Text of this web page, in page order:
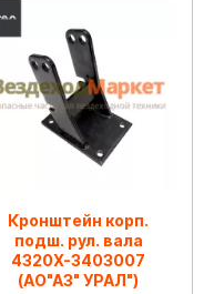
Кронштейн корп.
подш. рул. вала
4320Х-3403007
(АО"АЗ" УРАЛ")